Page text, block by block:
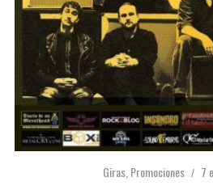
Giras,Promociones 7